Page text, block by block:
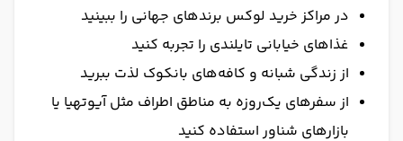
در مراکز خرید لوکس برندهای جهانی را ببینید
غذاهای خیابانی تایلندی را تجربه کنید
از زندگی شبانه و کافه‌های بانکوک لذت ببرید
از سفرهای یک‌روزه به مناطق اطراف مثل آیوتهیا یا
بازارهای شناور استفاده کنید